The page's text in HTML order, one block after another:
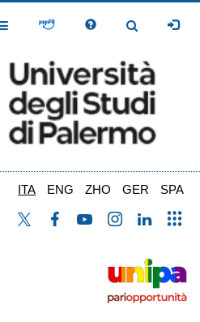
Toggle
ITA ENG ZHO GER SPA